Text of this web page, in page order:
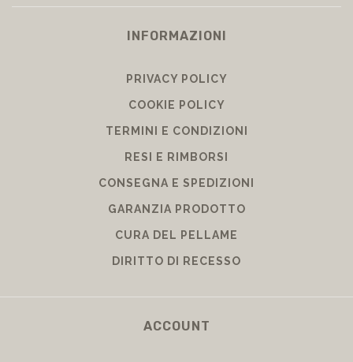
INFORMAZIONI
PRIVACY POLICY
COOKIE POLICY
TERMINI E CONDIZIONI
RESI E RIMBORSI
CONSEGNA E SPEDIZIONI
GARANZIA PRODOTTO
CURA DEL PELLAME
DIRITTO DI RECESSO
ACCOUNT